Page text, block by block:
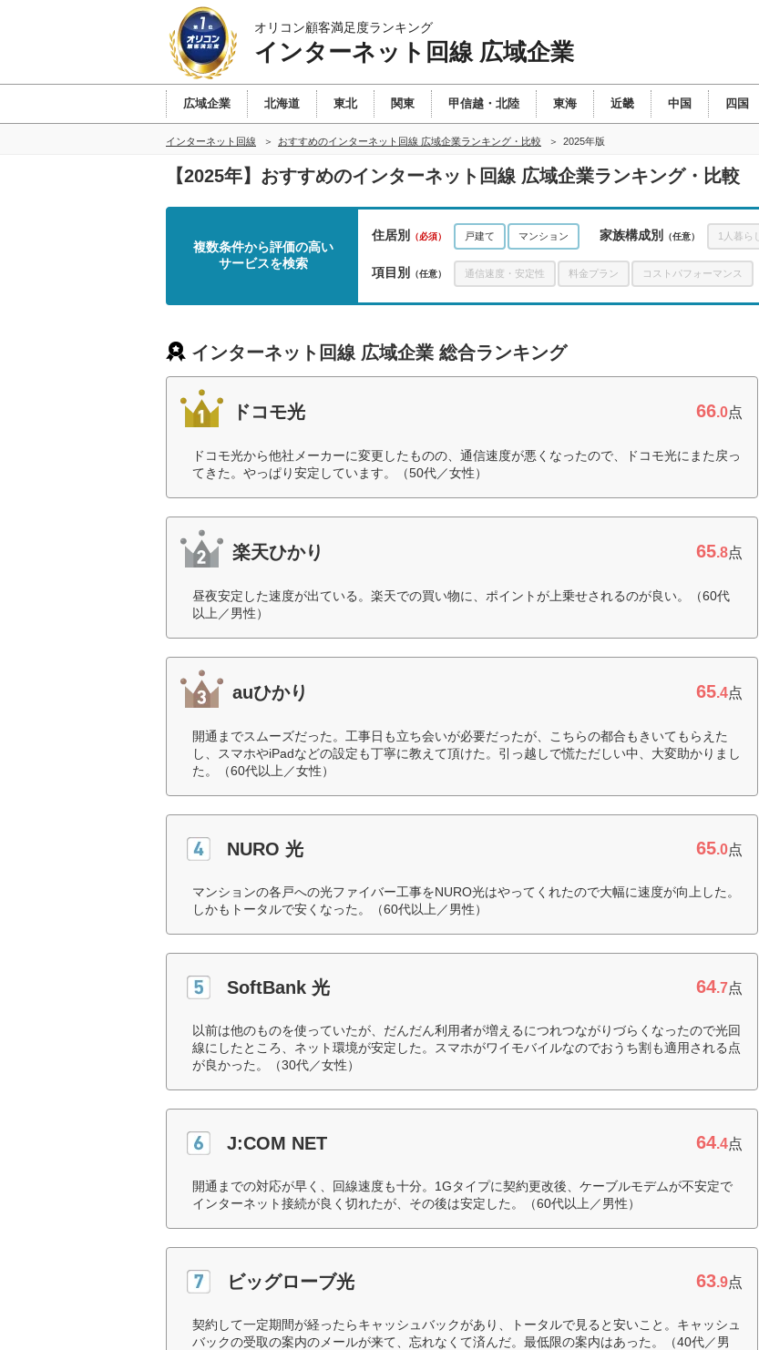
オリコン顧客満足度ランキング
インターネット回線 広域企業
広域企業 北海道 東北 関東 甲信越・北陸 東海 近畿 中国 四国
インターネット回線 おすすめのインターネット回線 広域企業ランキング・比較 2025年版
【2025年】おすすめのインターネット回線 広域企業ランキング・比較
複数条件から評価の高い
サービスを検索
住居別 （必須） 戸建て マンション 家族構成別 （任意） 1人暮らし
項目別 （任意） 通信速度・安定性 料金プラン コストパフォーマンス
インターネット回線 広域企業 総合ランキング
ドコモ光 66.0点
ドコモ光から他社メーカーに変更したものの、通信速度が悪くなったので、ドコモ光にまた戻っ
てきた。やっぱり安定しています。（50代／女性）
楽天ひかり 65.8点
昼夜安定した速度が出ている。楽天での買い物に、ポイントが上乗せされるのが良い。（60代
以上／男性）
auひかり 65.4点
開通までスムーズだった。工事日も立ち会いが必要だったが、こちらの都合もきいてもらえた
し、スマホやiPadなどの設定も丁寧に教えて頂けた。引っ越しで慌ただしい中、大変助かりまし
た。（60代以上／女性）
NURO 光 65.0点
マンションの各戸への光ファイバー工事をNURO光はやってくれたので大幅に速度が向上した。
しかもトータルで安くなった。（60代以上／男性）
SoftBank 光 64.7点
以前は他のものを使っていたが、だんだん利用者が増えるにつれつながりづらくなったので光回
線にしたところ、ネット環境が安定した。スマホがワイモバイルなのでおうち割も適用される点
が良かった。（30代／女性）
J:COM NET 64.4点
開通までの対応が早く、回線速度も十分。1Gタイプに契約更改後、ケーブルモデムが不安定で
インターネット接続が良く切れたが、その後は安定した。（60代以上／男性）
ビッグローブ光 63.9点
契約して一定期間が経ったらキャッシュバックがあり、トータルで見ると安いこと。キャッシュ
バックの受取の案内のメールが来て、忘れなくて済んだ。最低限の案内はあった。（40代／男